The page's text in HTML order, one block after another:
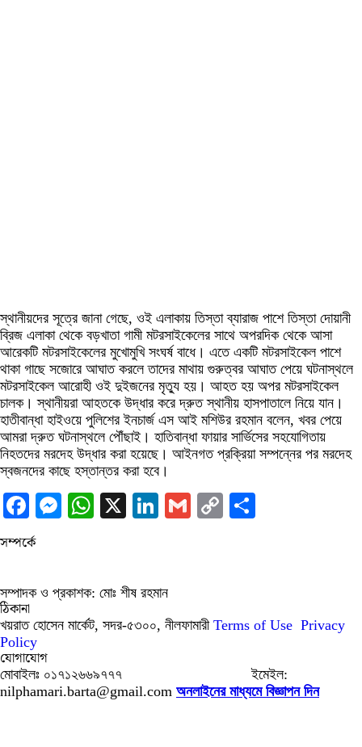
স্থানীয়দের সূত্রে জানা গেছে, ওই এলাকায় তিস্তা ব্যারাজ পাশে তিস্তা দোয়ানী
ব্রিজ এলাকা থেকে বড়খাতা গামী মটরসাইকেলের সাথে অপরদিক থেকে আসা
আরেকটি মটরসাইকেলের মুখোমুখি সংঘর্ষ বাধে। এতে একটি মটরসাইকেল পাশে
থাকা গাছে সজোরে আঘাত করলে তাদের মাথায় গুরুত্বর আঘাত পেয়ে ঘটনাস্থলে
মটরসাইকেল আরোহী ওই দুইজনের মৃত্যু হয়। আহত হয় অপর মটরসাইকেল
চালক। স্থানীয়রা আহতকে উদ্ধার করে দ্রুত স্থানীয় হাসপাতালে নিয়ে যান।
হাতীবান্ধা হাইওয়ে পুলিশের ইনচার্জ এস আই মশিউর রহমান বলেন, খবর পেয়ে
আমরা দ্রুত ঘটনাস্থলে পৌঁছাই। হাতিবান্ধা ফায়ার সার্ভিসের সহযোগিতায়
নিহতদের মরদেহ উদ্ধার করা হয়েছে। আইনগত প্রক্রিয়া সম্পন্নের পর মরদেহ
স্বজনদের কাছে হস্তান্তর করা হবে।
Facebook
Messenger
WhatsApp
X LinkedIn
GmailCopy
সম্পর্কে
সম্পাদক ও প্রকাশক: মোঃ শীষ রহমান
ঠিকানা
খয়রাত হোসেন মার্কেট, সদর-৫৩০০, নীলফামারী Terms of Use Privacy
Policy
যোগাযোগ
মোবাইলঃ ০১৭১২৬৬৯৭৭৭ ইমেইল:
nilphamari.barta@gmail.com অনলাইনের মাধ্যমে বিজ্ঞাপন দিন